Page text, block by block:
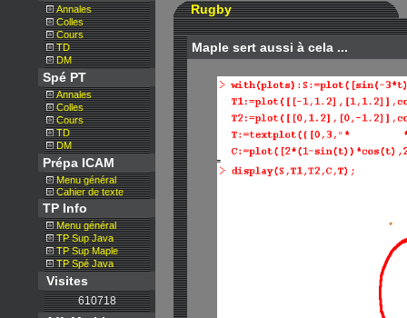
Annales
Colles
Cours
TD
DM
Spé PT
Annales
Colles
Cours
TD
DM
Prépa ICAM
Menu général
Cahier de texte
TP Info
Menu général
TP Sup Java
TP Sup Maple
TP Spé Java
Visites
610718
Rugby
Maple sert aussi à cela ...